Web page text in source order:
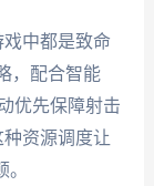
中都是致命
，配合智能
优先保障射击
资源调度让